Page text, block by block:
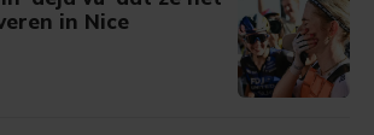
in Nice